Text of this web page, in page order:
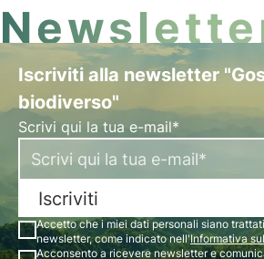
Iscriviti alla newsletter
biodiverso"
Scrivi qui la tua e-mail*
Iscriviti
Accetto che i miei dati personali siano
newsletter, come indicato nell'Informativa
Acconsento a ricevere newsletter e